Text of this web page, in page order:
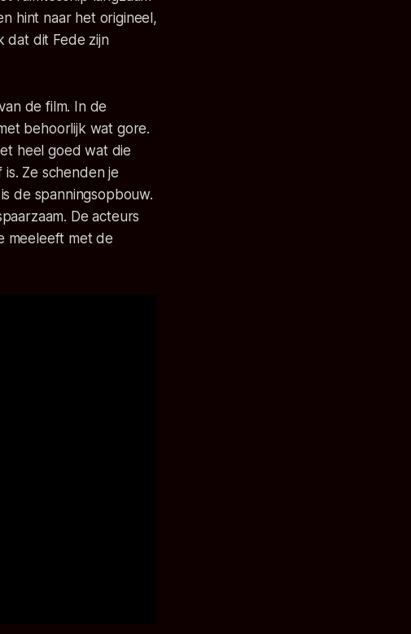
hint naar het origineel,
dat dit Fede zijn
de film. In de
behoorlijk wat gore.
heel goed wat die
Ze schenden je
de spanningsopbouw.
De acteurs
meeleeft met de